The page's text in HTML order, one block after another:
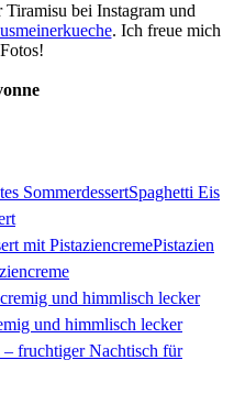
bei Instagram und
. Ich freue mich
Spaghetti Eis
Pistazien
und himmlisch lecker